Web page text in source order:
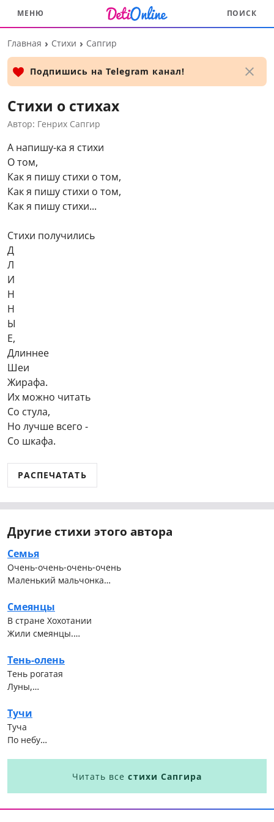
основному
контенту
МЕНЮ ПОИСК
Главная Стихи Сапгир
Подпишись на Telegram канал!
Стихи о стихах
Автор: Генрих Сапгир
А напишу-ка я стихи
О том,
Как я пишу стихи о том,
Как я пишу стихи о том,
Как я пишу стихи...
Стихи получились
Д
Л
И
Н
Н
Ы
Е,
Длиннее
Шеи
Жирафа.
Их можно читать
Со стула,
Но лучше всего -
Со шкафа.
РАСПЕЧАТАТЬ
Другие стихи этого автора
Семья
Очень-очень-очень-очень
Маленький мальчонка…
Смеянцы
В стране Хохотании
Жили смеянцы.…
Тень-олень
Тень рогатая
Луны,…
Тучи
Туча
По небу…
Читать всестихи Сапгира